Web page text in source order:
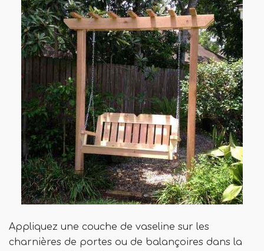
Appliquez une couche de vaseline sur les
charnières de portes ou de balançoires dans la